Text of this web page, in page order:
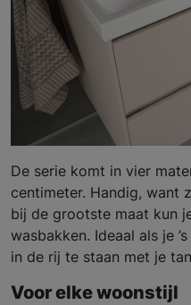
De serie komt in vier
centimeter. Handig, want
bij de grootste maat kun
wasbakken. Ideaal als je
in de rij te staan met je
Voor elke woonstijl